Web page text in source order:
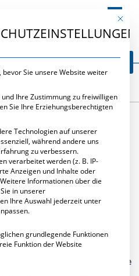
DE
T.A.Project zahlreiche
Mit
Sie unsere Website weiter
Ihre Zustimmung zu freiwilligen
Sie Ihre Erziehungsberechtigten
Technologien auf unserer
während andere uns
zu verbessern.
verarbeitet werden (z. B. IP-
Anzeigen und Inhalte oder
Weitere Informationen über die
in unserer
Ihre Auswahl jederzeit unter
Gruppen, für die eine
grundlegende Funktionen
Funktion der Website